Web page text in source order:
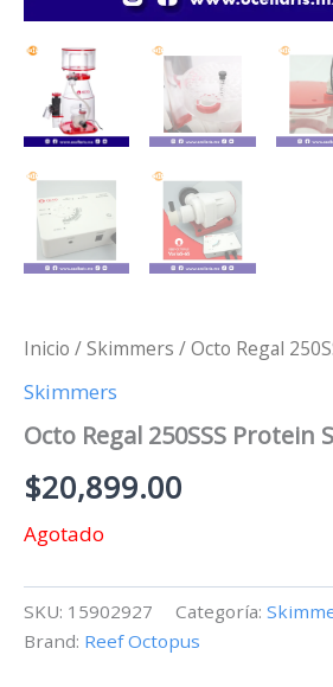
Inicio /Skimmers / Octo Regal
Skimmers
Octo Regal 250SSS Protein
$20,899.00
Agotado
SKU: 15902927 Categoría:
Brand: Reef Octopus